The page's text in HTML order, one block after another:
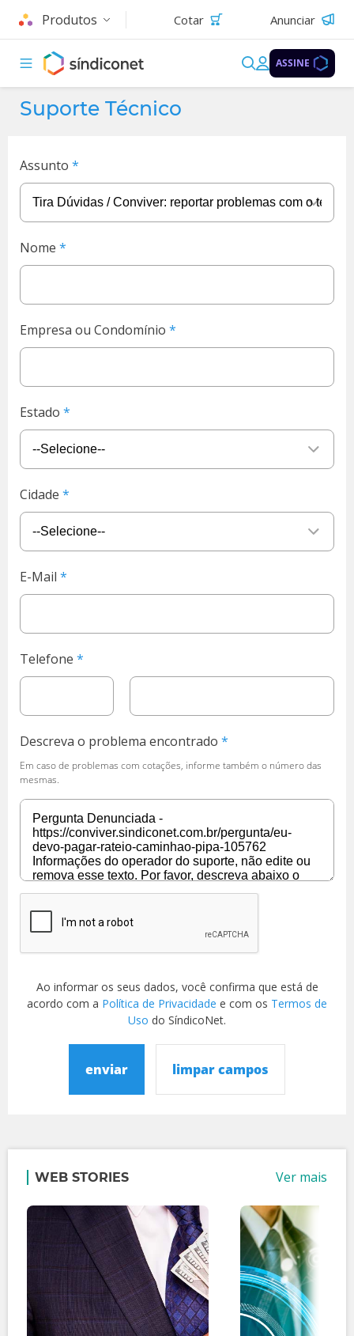
Produtos Cotar Anunciar
ASSINE
Suporte Técnico
Assunto
Nome
Empresa ou Condomínio
Estado
Cidade
E-Mail
Telefone
Descreva o problema encontrado
Em caso de problemas com cotações, informe também o número das
mesmas.
Ao informar os seus dados, você confirma que está de
acordo com a Política de Privacidade e com os Termos de
Uso do SíndicoNet.
enviar limpar campos
WEB STORIES Ver mais